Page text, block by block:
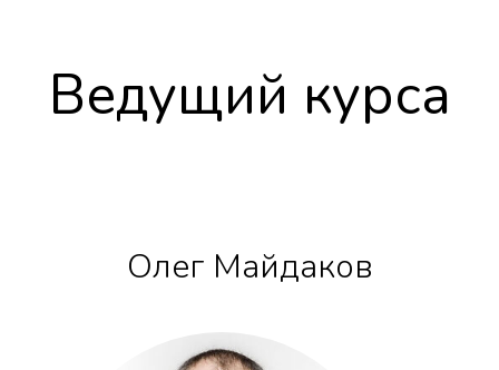
Ведущий курса
Олег Майдаков